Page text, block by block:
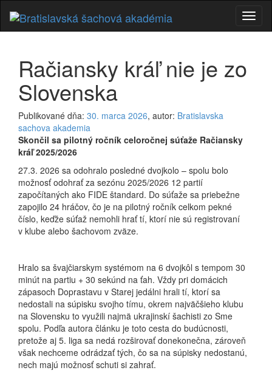
Račiansky kráľ nie je zo
Slovenska
Publikované dňa: 30. marca 2026, autor: Bratislavska
sachova akademia
Skončil sa pilotný ročník celoročnej súťaže Račiansky
kráľ 2025/2026
27.3. 2026 sa odohralo posledné dvojkolo – spolu bolo
možnosť odohrať za sezónu 2025/2026 12 partií
započítaných ako FIDE štandard. Do súťaže sa priebežne
zapojilo 24 hráčov, čo je na pilotný ročník celkom pekné
číslo, keďže súťaž nemohli hrať tí, ktorí nie sú registrovaní
v klube alebo šachovom zväze.
Hralo sa švajčiarskym systémom na 6 dvojkôl s tempom 30
minút na partiu + 30 sekúnd na ťah. Vždy pri domácich
zápasoch Doprastavu v Starej jedálni hrali tí, ktorí sa
nedostali na súpisku svojho tímu, okrem najväčšieho klubu
na Slovensku to využili najmä ukrajinskí šachisti zo Sme
spolu. Podľa autora článku je toto cesta do budúcnosti,
pretože aj 5. liga sa nedá rozširovať donekonečna, zároveň
však nechceme odrádzať tých, čo sa na súpisky nedostanú,
nech majú možnosť schuti si zahrať.